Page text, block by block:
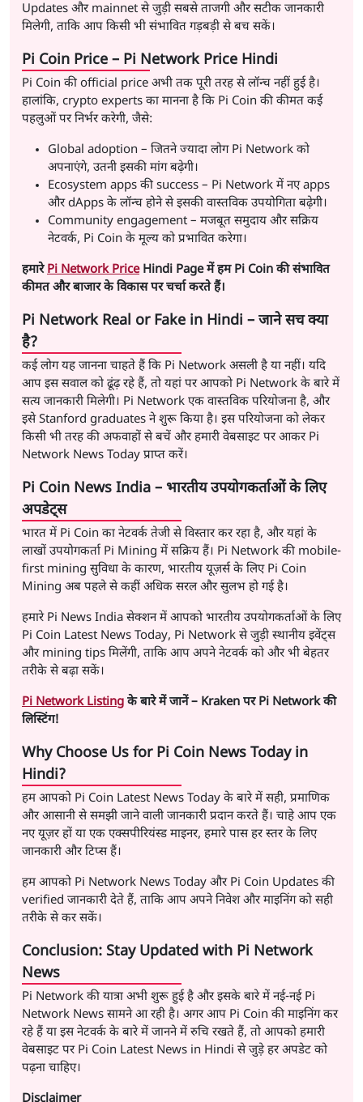
Updates और mainnet से जुड़ी सबसे ताजगी और सटीक जानकारी
मिलेगी, ताकि आप किसी भी संभावित गड़बड़ी से बच सकें।
Pi Coin Price – Pi Network Price Hindi
Pi Coin की official price अभी तक पूरी तरह से लॉन्च नहीं हुई है।
हालांकि, crypto experts का मानना है कि Pi Coin की कीमत कई
पहलुओं पर निर्भर करेगी, जैसे:
Global adoption – जितने ज्यादा लोग Pi Network को
अपनाएंगे, उतनी इसकी मांग बढ़ेगी।
Ecosystem apps की success – Pi Network में नए apps
और dApps के लॉन्च होने से इसकी वास्तविक उपयोगिता बढ़ेगी।
Community engagement – मजबूत समुदाय और सक्रिय
नेटवर्क, Pi Coin के मूल्य को प्रभावित करेगा।
हमारेPi Network PriceHindi Page में हम Pi Coin की संभावित
कीमत और बाजार के विकास पर चर्चा करते हैं।
Pi Network Real or Fake in Hindi – जाने सच क्या
है?
कई लोग यह जानना चाहते हैं कि Pi Network असली है या नहीं। यदि
आप इस सवाल को ढूंढ़ रहे हैं, तो यहां पर आपको Pi Network के बारे में
सत्य जानकारी मिलेगी। Pi Network एक वास्तविक परियोजना है, और
इसे Stanford graduates ने शुरू किया है। इस परियोजना को लेकर
किसी भी तरह की अफवाहों से बचें और हमारी वेबसाइट पर आकर Pi
Network News Today प्राप्त करें।
Pi Coin News India – भारतीय उपयोगकर्ताओं के लिए
अपडेट्स
भारत में Pi Coin का नेटवर्क तेजी से विस्तार कर रहा है, और यहां के
लाखों उपयोगकर्ता Pi Mining में सक्रिय हैं। Pi Network की mobile-
first mining सुविधा के कारण, भारतीय यूज़र्स के लिए Pi Coin
Mining अब पहले से कहीं अधिक सरल और सुलभ हो गई है।
हमारे Pi News India सेक्शन में आपको भारतीय उपयोगकर्ताओं के लिए
Pi Coin Latest News Today, Pi Network से जुड़ी स्थानीय इवेंट्स
और mining tips मिलेंगी, ताकि आप अपने नेटवर्क को और भी बेहतर
तरीके से बढ़ा सकें।
Pi Network Listing के बारे में जानें – Kraken पर Pi Network की
लिस्टिंग!
Why Choose Us for Pi Coin News Today in
Hindi?
हम आपको Pi Coin Latest News Today के बारे में सही, प्रमाणिक
और आसानी से समझी जाने वाली जानकारी प्रदान करते हैं। चाहे आप एक
नए यूज़र हों या एक एक्सपीरियंस्ड माइनर, हमारे पास हर स्तर के लिए
जानकारी और टिप्स हैं।
हम आपको Pi Network News Today और Pi Coin Updates की
verified जानकारी देते हैं, ताकि आप अपने निवेश और माइनिंग को सही
तरीके से कर सकें।
Conclusion: Stay Updated with Pi Network
News
Pi Network की यात्रा अभी शुरू हुई है और इसके बारे में नई-नई Pi
Network News सामने आ रही है। अगर आप Pi Coin की माइनिंग कर
रहे हैं या इस नेटवर्क के बारे में जानने में रुचि रखते हैं, तो आपको हमारी
वेबसाइट पर Pi Coin Latest News in Hindi से जुड़े हर अपडेट को
पढ़ना चाहिए।